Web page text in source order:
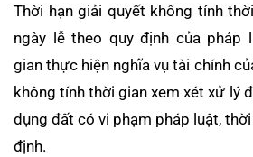
Thời hạn giải quyết không tính
ngày lễ theo quy định của pháp
gian thực hiện nghĩa vụ tài chính
không tính thời gian xem xét xử lý
dụng đất có vi phạm pháp luật,
định.